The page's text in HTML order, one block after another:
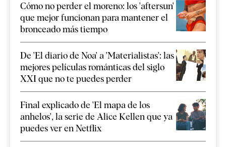
Cómo no perder el moreno: los 'aftersun'
que mejor funcionan para mantener el
bronceado más tiempo
De 'El diario de Noa' a 'Materialistas': las
mejores películas románticas del siglo
XXI que no te puedes perder
Final explicado de 'El mapa de los
anhelos', la serie de Alice Kellen que ya
puedes ver en Netflix